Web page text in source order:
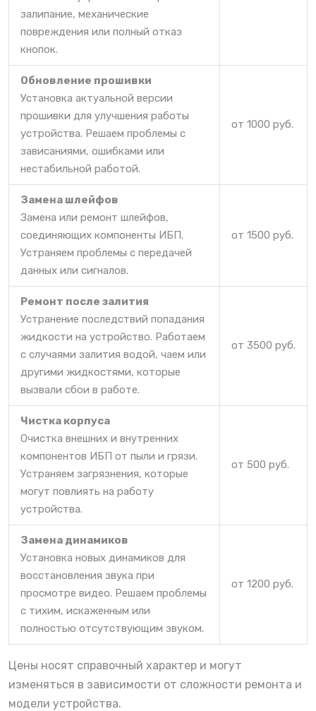
залипание, механические
повреждения или полный отказ
кнопок.
Обновление прошивки
Установка актуальной версии
прошивки для улучшения работы
устройства. Решаем проблемы с
зависаниями, ошибками или
нестабильной работой.
от 1000 руб.
Замена шлейфов
Замена или ремонт шлейфов,
соединяющих компоненты ИБП.
Устраняем проблемы с передачей
данных или сигналов.
от 1500 руб.
Ремонт после залития
Устранение последствий попадания
жидкости на устройство. Работаем
с случаями залития водой, чаем или
другими жидкостями, которые
вызвали сбои в работе.
от 3500 руб.
Чистка корпуса
Очистка внешних и внутренних
компонентов ИБП от пыли и грязи.
Устраняем загрязнения, которые
могут повлиять на работу
устройства.
от 500 руб.
Замена динамиков
Установка новых динамиков для
восстановления звука при
просмотре видео. Решаем проблемы
с тихим, искаженным или
полностью отсутствующим звуком.
от 1200 руб.
Цены носят справочный характер и могут
изменяться в зависимости от сложности ремонта и
модели устройства.